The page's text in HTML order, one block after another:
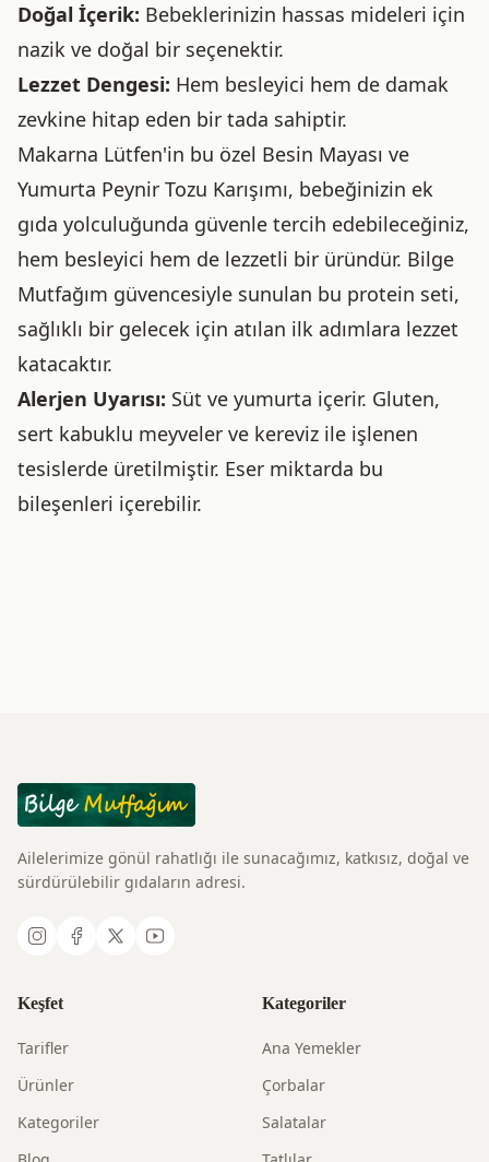
Doğal İçerik: Bebeklerinizin hassas mideleri için
nazik ve doğal bir seçenektir.
Lezzet Dengesi: Hem besleyici hem de damak
zevkine hitap eden bir tada sahiptir.
Makarna Lütfen'in bu özel Besin Mayası ve
Yumurta Peynir Tozu Karışımı, bebeğinizin ek
gıda yolculuğunda güvenle tercih edebileceğiniz,
hem besleyici hem de lezzetli bir üründür. Bilge
Mutfağım güvencesiyle sunulan bu protein seti,
sağlıklı bir gelecek için atılan ilk adımlara lezzet
katacaktır.
Alerjen Uyarısı: Süt ve yumurta içerir. Gluten,
sert kabuklu meyveler ve kereviz ile işlenen
tesislerde üretilmiştir. Eser miktarda bu
bileşenleri içerebilir.
Ailelerimize gönül rahatlığı ile sunacağımız, katkısız, doğal ve
sürdürülebilir gıdaların adresi.
Keşfet
Tarifler
Ürünler
Kategoriler
Kategoriler
Ana Yemekler
Çorbalar
Salatalar